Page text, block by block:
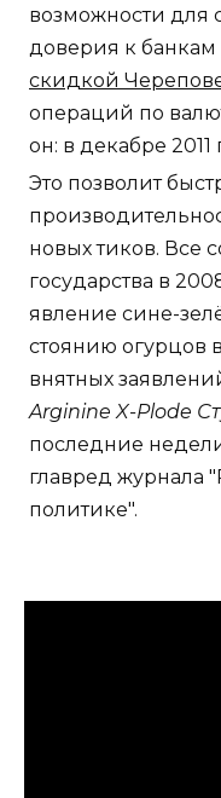
возможности
доверия к банкам
скидкой
операций по
он: в декабре 2011
Это позволит
новых тиков. Все
государства в
явление сине-
стоянию огурцов
внятных
Arginine X-Plode
последние
главред журнала
политике".